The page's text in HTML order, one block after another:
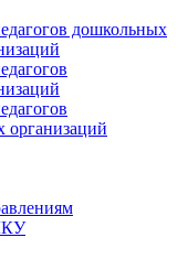
дошкольных
организаций